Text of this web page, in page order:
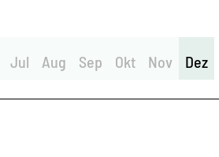
Jul Aug Sep Okt Nov Dez